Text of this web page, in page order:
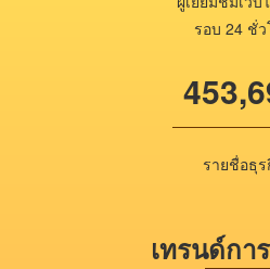
รอบ 24 ชั่ว
รายชื่อธุร
เทรนด์กา